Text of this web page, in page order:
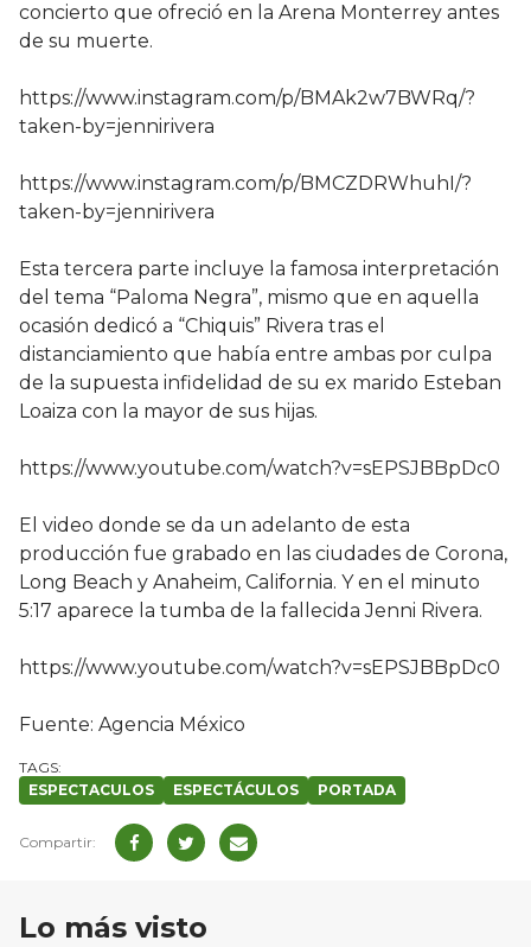
concierto que ofreció en la Arena Monterrey antes
de su muerte.
https://www.instagram.com/p/BMAk2w7BWRq/?
taken-by=jennirivera
https://www.instagram.com/p/BMCZDRWhuhI/?
taken-by=jennirivera
Esta tercera parte incluye la famosa interpretación
del tema “Paloma Negra”, mismo que en aquella
ocasión dedicó a “Chiquis” Rivera tras el
distanciamiento que había entre ambas por culpa
de la supuesta infidelidad de su ex marido Esteban
Loaiza con la mayor de sus hijas.
https://www.youtube.com/watch?v=sEPSJBBpDc0
El video donde se da un adelanto de esta
producción fue grabado en las ciudades de Corona,
Long Beach y Anaheim, California. Y en el minuto
5:17 aparece la tumba de la fallecida Jenni Rivera.
https://www.youtube.com/watch?v=sEPSJBBpDc0
Fuente: Agencia México
ESPECTACULOS ESPECTÁCULOS PORTADA
Lo más visto